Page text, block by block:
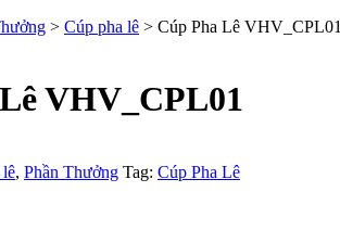
> Cúp pha lê > Cúp Pha Lê VHV_CPL01
VHV_CPL01
lê, Phần Thưởng Tag: Cúp Pha Lê